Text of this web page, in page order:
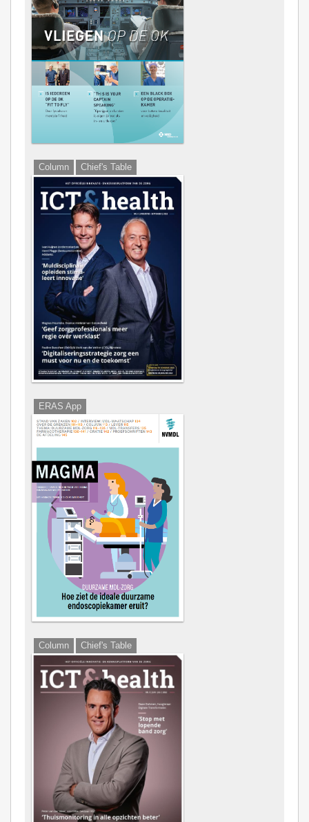
Column Chief's Table
ERAS App
Column Chief's Table